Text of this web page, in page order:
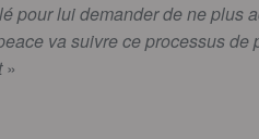
pour lui demander de ne plus
va suivre ce processus
»